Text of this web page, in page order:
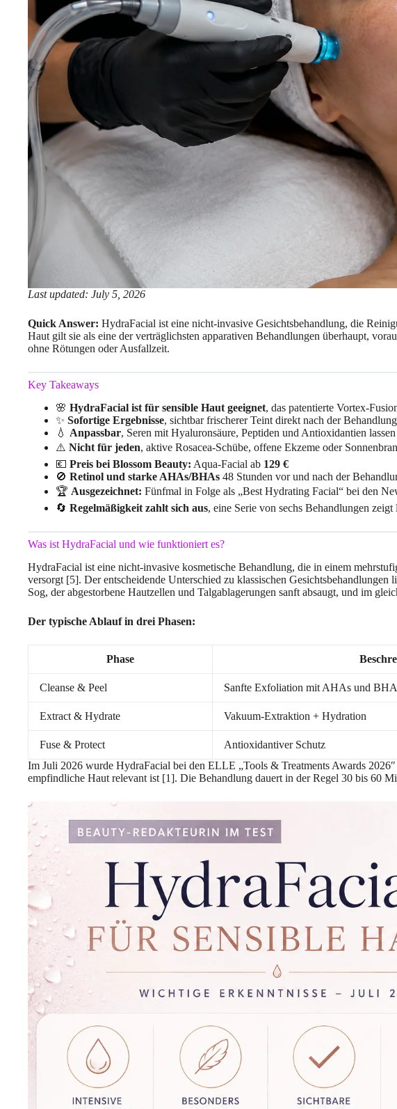
Last updated: July 5, 2026
Quick Answer: HydraFacial ist eine nicht-invasive Gesichtsbehandlung, die
Haut gilt sie als eine der verträglichsten apparativen Behandlungen überhaupt,
ohne Rötungen oder Ausfallzeit.
Key Takeaways
🌸 HydraFacial ist für sensible Haut geeignet, das patentierte Vortex-
✨ Sofortige Ergebnisse, sichtbar frischerer Teint direkt nach der
💧 Anpassbar, Seren mit Hyaluronsäure, Peptiden und Antioxidantien
⚠️ Nicht für jeden, aktive Rosacea-Schübe, offene Ekzeme oder
💶 Preis bei Blossom Beauty: Aqua-Facial ab 129 €
🚫 Retinol und starke AHAs/BHAs 48 Stunden vor und nach der
🏆 Ausgezeichnet: Fünfmal in Folge als „Best Hydrating Facial“ bei den
🔄 Regelmäßigkeit zahlt sich aus, eine Serie von sechs Behandlungen
Was ist HydraFacial und wie funktioniert es?
HydraFacial ist eine nicht-invasive kosmetische Behandlung, die in einem
versorgt [5]. Der entscheidende Unterschied zu klassischen
Sog, der abgestorbene Hautzellen und Talgablagerungen sanft absaugt, und im
Der typische Ablauf in drei Phasen:
Phase
Cleanse & Peel Sanfte Exfoliation mit AHAs und
Extract & Hydrate Vakuum-Extraktion + Hydration
Fuse & Protect Antioxidantiver Schutz
Im Juli 2026 wurde HydraFacial bei den ELLE „Tools & Treatments Awards
empfindliche Haut relevant ist [1]. Die Behandlung dauert in der Regel 30 bis 60